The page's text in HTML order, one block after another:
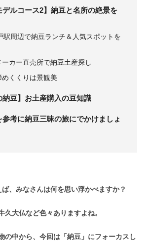
デルコース2】納豆と名所の絶景を
駅周辺で納豆ランチ＆人気スポットを
カー直売所で納豆土産探し
くくりは景観美
豆】お土産購入の豆知識
考に納豆三昧の旅にでかけましょ
、みなさんは何を思い浮かべますか？
久大仏など色々ありますよね。
の中から、今回は「納豆」にフォーカスし